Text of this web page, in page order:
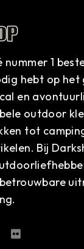
nummer 1
hebt op het
en
outdoor
tot
Bij